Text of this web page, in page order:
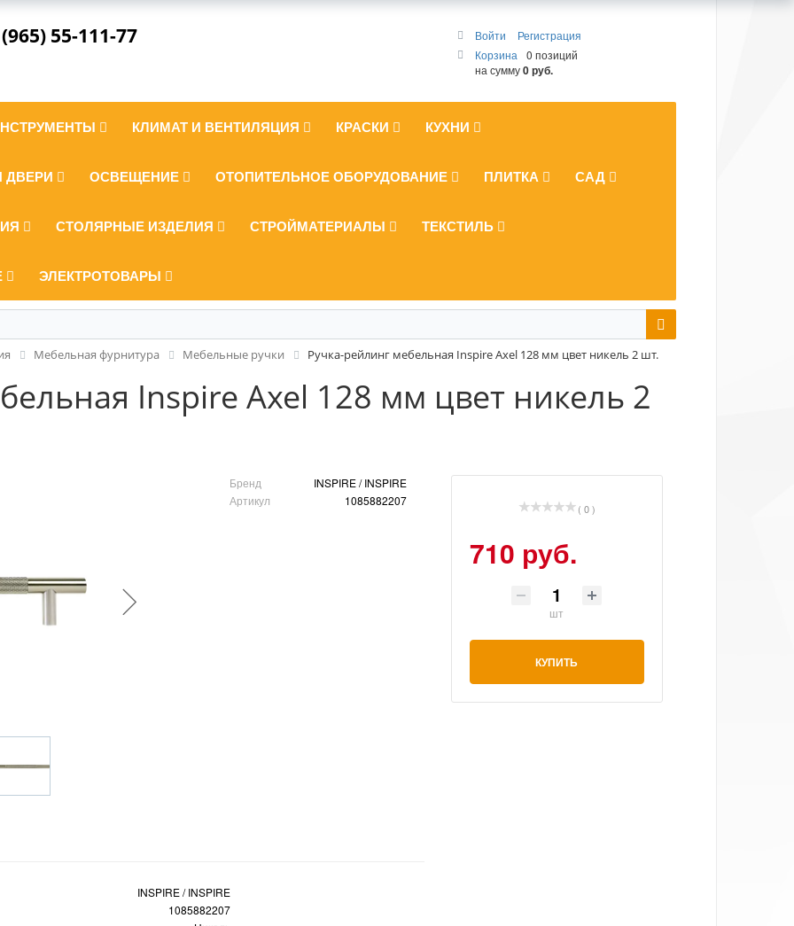
55-111-77 Войти
Регистрация
Корзина
0 позиций
на сумму0 руб.
КЛИМАТ И ВЕНТИЛЯЦИЯ КРАСКИ КУХНИ
ДВЕРИ ОСВЕЩЕНИЕ ОТОПИТЕЛЬНОЕ ОБОРУДОВАНИЕ ПЛИТКА САД
СТОЛЯРНЫЕ ИЗДЕЛИЯ СТРОЙМАТЕРИАЛЫ ТЕКСТИЛЬ
ЭЛЕКТРОТОВАРЫ
Мебельная фурнитура Мебельные ручки Ручка-рейлинг мебельная Inspire Axel 128 мм цвет никель 2 шт.
Inspire Axel 128 мм цвет никель 2
Бренд
INSPIRE / INSPIRE
Артикул
1085882207
( 0 )
710 руб.
шт
КУПИТЬ
INSPIRE / INSPIRE
1085882207